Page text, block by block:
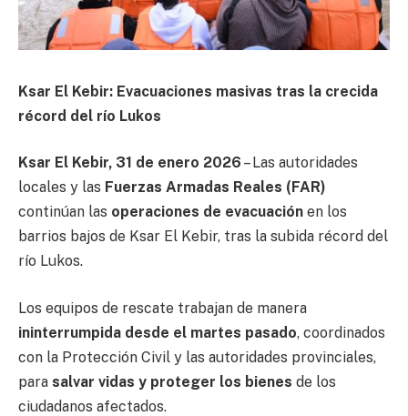
Ksar El Kebir: Evacuaciones masivas tras la crecida
récord del río Lukos
Ksar El Kebir, 31 de enero 2026 – Las autoridades
locales y las Fuerzas Armadas Reales (FAR)
continúan las operaciones de evacuación en los
barrios bajos de Ksar El Kebir, tras la subida récord del
río Lukos.
Los equipos de rescate trabajan de manera
ininterrumpida desde el martes pasado, coordinados
con la Protección Civil y las autoridades provinciales,
para salvar vidas y proteger los bienes de los
ciudadanos afectados.